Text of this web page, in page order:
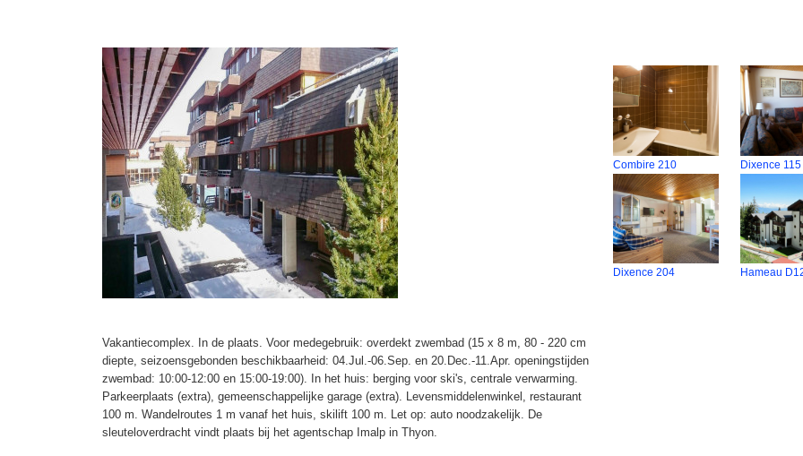
Vakantiecomplex. In de plaats. Voor medegebruik: overdekt zwembad (15 x 8 m, 80 - 220 cm
diepte, seizoensgebonden beschikbaarheid: 04.Jul.-06.Sep. en 20.Dec.-11.Apr. openingstijden
zwembad: 10:00-12:00 en 15:00-19:00). In het huis: berging voor ski's, centrale verwarming.
Parkeerplaats (extra), gemeenschappelijke garage (extra). Levensmiddelenwinkel, restaurant
100 m. Wandelroutes 1 m vanaf het huis, skilift 100 m. Let op: auto noodzakelijk. De
sleuteloverdracht vindt plaats bij het agentschap Imalp in Thyon.
Combire 210 Dixence 115
Dixence 204 Hameau